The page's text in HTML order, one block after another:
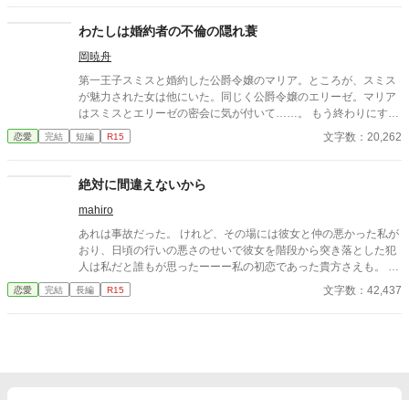
と言われていたのだと言う。 あっという間に日にちが過ぎ、ディ
たわたしに、友人と街に出た時にすれ違った男が言った。 「あの
男と結婚するのはやめなさい。彼は君の夫の殺害を依頼した男
だ」
わたしは婚約者の不倫の隠れ蓑
岡暁舟
第一王子スミスと婚約した公爵令嬢のマリア。ところが、スミス
が魅力された女は他にいた。同じく公爵令嬢のエリーゼ。マリア
はスミスとエリーゼの密会に気が付いて……。 もう終わりにする
しかない。そう確信したマリアだった。 本編終了しました。
恋愛 完結 短編 R15 文字数：20,262
絶対に間違えないから
mahiro
あれは事故だった。 けれど、その場には彼女と仲の悪かった私が
おり、日頃の行いの悪さのせいで彼女を階段から突き落とした犯
人は私だと誰もが思ったーーー私の初恋であった貴方さえも。 だ
から、貴方は彼女を失うことになった私を許さず、私を死へ追い
やった………はずだった。 何故か私はあのときの記憶を持ったま
恋愛 完結 長編 R15 文字数：42,437